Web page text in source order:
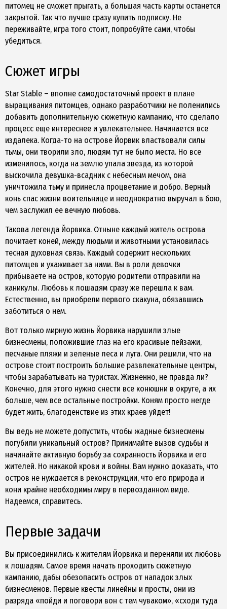
питомец не сможет прыгать, а большая часть карты останется
закрытой. Так что лучше сразу купить подписку. Не
переживайте, игра того стоит, попробуйте сами, чтобы
убедиться.
Сюжет игры
Star Stable – вполне самодостаточный проект в плане
выращивания питомцев, однако разработчики не поленились
добавить дополнительную сюжетную кампанию, что сделало
процесс еще интереснее и увлекательнее. Начинается все
издалека. Когда-то на острове Йорвик властвовали силы
тьмы, они творили зло, людям тут не было места. Но все
изменилось, когда на землю упала звезда, из которой
выскочила девушка-всадник с небесным мечом, она
уничтожила тьму и принесла процветание и добро. Верный
конь спас жизни воительнице и неоднократно выручал в бою,
чем заслужил ее вечную любовь.
Такова легенда Йорвика. Отныне каждый житель острова
почитает коней, между людьми и животными установилась
тесная духовная связь. Каждый содержит нескольких
питомцев и ухаживает за ними. Вы в роли девочки
прибываете на остров, которую родители отправили на
каникулы. Любовь к лошадям сразу же перешла к вам.
Естественно, вы приобрели первого скакуна, обязавшись
заботиться о нем.
Вот только мирную жизнь Йорвика нарушили злые
бизнесмены, положившие глаз на его красивые пейзажи,
песчаные пляжи и зеленые леса и луга. Они решили, что на
острове стоит построить большие развлекательные центры,
чтобы зарабатывать на туристах. Жизненно, не правда ли?
Конечно, для этого нужно снести все конюшни в округе, а их
больше, чем все остальные постройки. Коням просто негде
будет жить, благоденствие из этих краев уйдет!
Вы ведь не можете допустить, чтобы жадные бизнесмены
погубили уникальный остров? Принимайте вызов судьбы и
начинайте активную борьбу за сохранность Йорвика и его
жителей. Но никакой крови и войны. Вам нужно доказать, что
остров не нуждается в реконструкции, что его природа и
кони крайне необходимы миру в первозданном виде.
Надеемся, справитесь.
Первые задачи
Вы присоединились к жителям Йорвика и переняли их любовь
к лошадям. Самое время начать проходить сюжетную
кампанию, дабы обезопасить остров от нападок злых
бизнесменов. Первые квесты линейны и просты, они из
разряда «пойди и поговори вон с тем чуваком», «сходи туда